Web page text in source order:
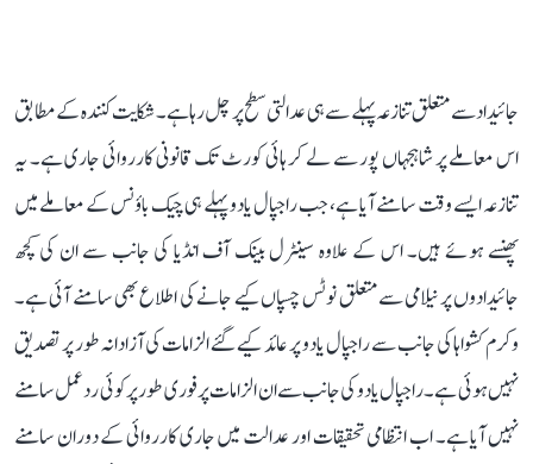
جائیداد سے متعلق تنازعہ پہلے سے ہی عدالتی سطح پر چل رہا ہے۔ شکایت کنندہ کے مطابق
اس معاملے پر شاہجہاں پور سے لے کر ہائی کورٹ تک قانونی کارروائی جاری ہے۔ یہ
تنازعہ ایسے وقت سامنے آیا ہے، جب راجپال یادو پہلے ہی چیک باؤنس کے معاملے میں
پھنسے ہوئے ہیں۔ اس کے علاوہ سینٹرل بینک آف انڈیا کی جانب سے ان کی کچھ
جائیدادوں پر نیلامی سے متعلق نوٹس چسپاں کیے جانے کی اطلاع بھی سامنے آئی ہے۔
وکرم کشواہا کی جانب سے راجپال یادو پر عائد کیے گئے الزامات کی آزادانہ طور پر تصدیق
نہیں ہوئی ہے۔ راجپال یادو کی جانب سے ان الزامات پر فوری طور پر کوئی ردعمل سامنے
نہیں آیا ہے۔ اب انتظامی تحقیقات اور عدالت میں جاری کارروائی کے دوران سامنے